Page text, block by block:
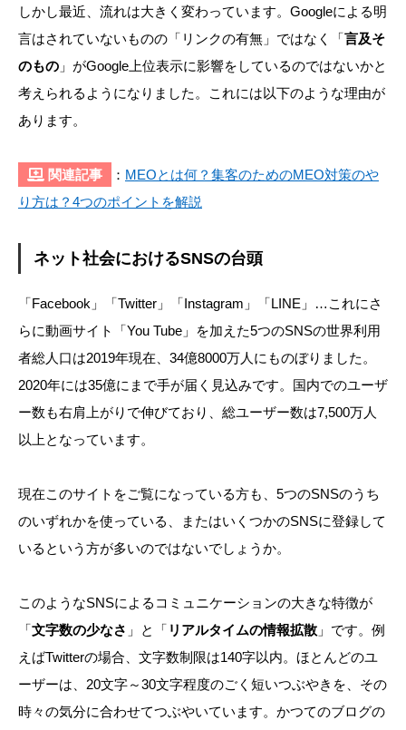
しかし最近、流れは大きく変わっています。Googleによる明
言はされていないものの「リンクの有無」ではなく「言及そ
のもの 」がGoogle上位表示に影響をしているのではないかと
考えられるようになりました。これには以下のような理由が
あります。
関連記事 ： MEOとは何？集客のためのMEO対策のや
り方は？4つのポイントを解説
ネット社会におけるSNSの台頭
「Facebook」「Twitter」「Instagram」「LINE」…これにさ
らに動画サイト「You Tube」を加えた5つのSNSの世界利用
者総人口は2019年現在、34億8000万人にものぼりました。
2020年には35億にまで手が届く見込みです。国内でのユーザ
ー数も右肩上がりで伸びており、総ユーザー数は7,500万人
以上となっています。
現在このサイトをご覧になっている方も、5つのSNSのうち
のいずれかを使っている、またはいくつかのSNSに登録して
いるという方が多いのではないでしょうか。
このようなSNSによるコミュニケーションの大きな特徴が
「文字数の少なさ 」と「 リアルタイムの情報拡散 」です。例
えばTwitterの場合、文字数制限は140字以内。ほとんどのユ
ーザーは、20文字～30文字程度のごく短いつぶやきを、その
時々の気分に合わせてつぶやいています。かつてのブログの